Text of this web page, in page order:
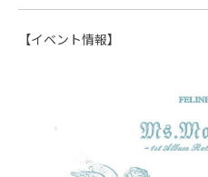
【イベント情報】